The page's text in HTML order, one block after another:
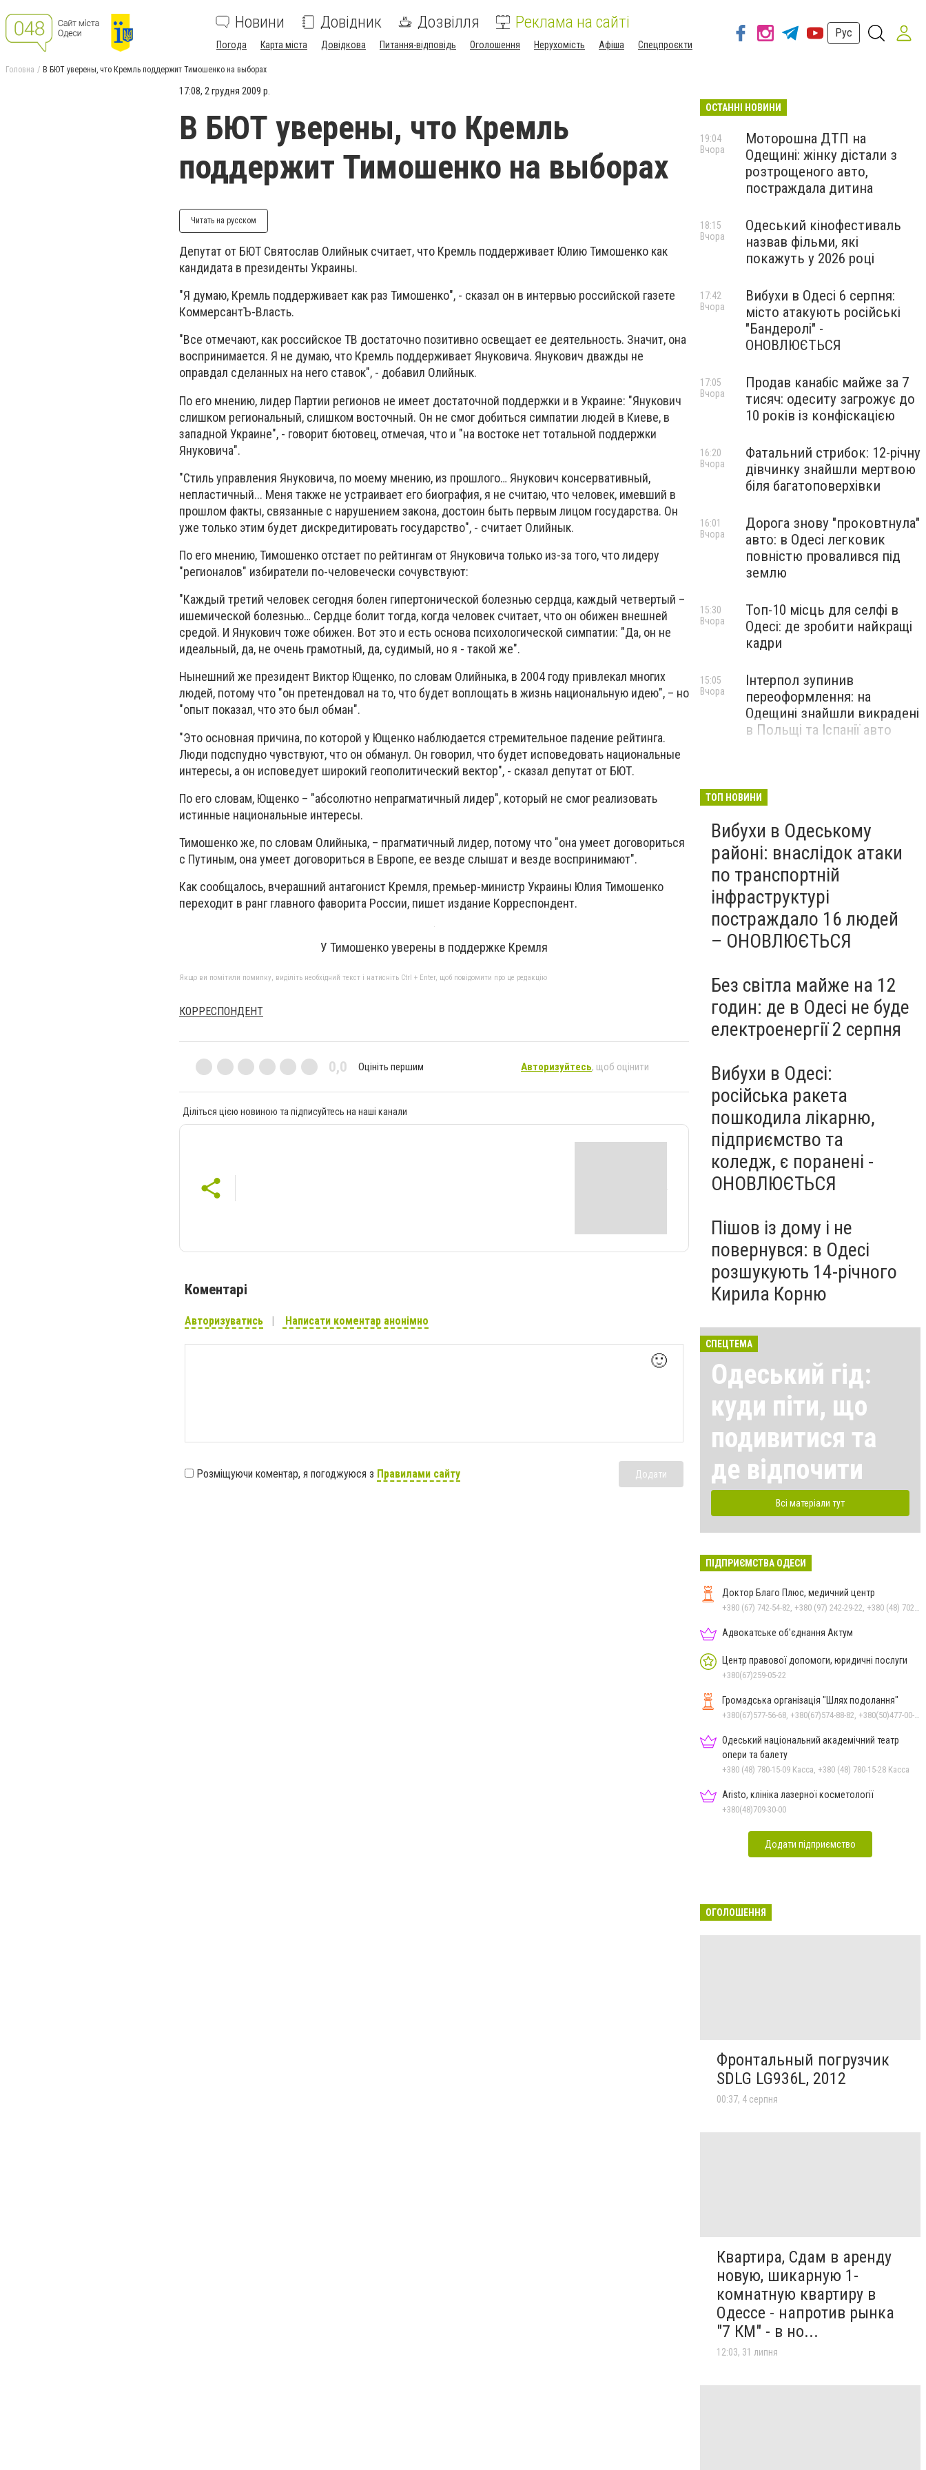
Новини Довідник Дозвілля Реклама на сайті
Погода Карта міста Довідкова Питання-відповідь Оголошення Нерухомість Афіша Спецпроєкти
Рус
Головна В БЮТ уверены, что Кремль поддержит Тимошенко на выборах
17:08, 2 грудня 2009 р.
В БЮТ уверены, что Кремль
поддержит Тимошенко на выборах
Читать на русском
Депутат от БЮТ Святослав Олийнык считает, что Кремль поддерживает Юлию Тимошенко как
кандидата в президенты Украины.
"Я думаю, Кремль поддерживает как раз Тимошенко", - сказал он в интервью российской газете
КоммерсантЪ-Власть.
"Все отмечают, как российское ТВ достаточно позитивно освещает ее деятельность. Значит, она
воспринимается. Я не думаю, что Кремль поддерживает Януковича. Янукович дважды не
оправдал сделанных на него ставок", - добавил Олийнык.
По его мнению, лидер Партии регионов не имеет достаточной поддержки и в Украине: "Янукович
слишком региональный, слишком восточный. Он не смог добиться симпатии людей в Киеве, в
западной Украине", - говорит бютовец, отмечая, что и "на востоке нет тотальной поддержки
Януковича".
"Стиль управления Януковича, по моему мнению, из прошлого… Янукович консервативный,
непластичный... Меня также не устраивает его биография, я не считаю, что человек, имевший в
прошлом факты, связанные с нарушением закона, достоин быть первым лицом государства. Он
уже только этим будет дискредитировать государство", - считает Олийнык.
По его мнению, Тимошенко отстает по рейтингам от Януковича только из-за того, что лидеру
"регионалов" избиратели по-человечески сочувствуют:
"Каждый третий человек сегодня болен гипертонической болезнью сердца, каждый четвертый –
ишемической болезнью… Сердце болит тогда, когда человек считает, что он обижен внешней
средой. И Янукович тоже обижен. Вот это и есть основа психологической симпатии: "Да, он не
идеальный, да, не очень грамотный, да, судимый, но я - такой же".
Нынешний же президент Виктор Ющенко, по словам Олийныка, в 2004 году привлекал многих
людей, потому что "он претендовал на то, что будет воплощать в жизнь национальную идею", – но
"опыт показал, что это был обман".
"Это основная причина, по которой у Ющенко наблюдается стремительное падение рейтинга.
Люди подспудно чувствуют, что он обманул. Он говорил, что будет исповедовать национальные
интересы, а он исповедует широкий геополитический вектор", - сказал депутат от БЮТ.
По его словам, Ющенко – "абсолютно непрагматичный лидер", который не смог реализовать
истинные национальные интересы.
Тимошенко же, по словам Олийныка, – прагматичный лидер, потому что "она умеет договориться
с Путиным, она умеет договориться в Европе, ее везде слышат и везде воспринимают".
Как сообщалось, вчерашний антагонист Кремля, премьер-министр Украины Юлия Тимошенко
переходит в ранг главного фаворита России, пишет издание Корреспондент.
У Тимошенко уверены в поддержке Кремля
Якщо ви помітили помилку, виділіть необхідний текст і натисніть Ctrl + Enter, щоб повідомити про це редакцію
КОРРЕСПОНДЕНТ
0,0 Оцініть першим Авторизуйтесь, щоб оцінити
Діліться цією новиною та підписуйтесь на наші канали
Коментарі
Авторизуватись Написати коментар анонімно
🙂
Розміщуючи коментар, я погоджуюся з Правилами сайту Додати
ОСТАННІ НОВИНИ
Моторошна ДТП на
Одещині: жінку дістали з
розтрощеного авто,
постраждала дитина
19:04
Вчора
Одеський кінофестиваль
назвав фільми, які
покажуть у 2026 році
18:15
Вчора
Вибухи в Одесі 6 серпня:
місто атакують російські
"Бандеролі" -
ОНОВЛЮЄТЬСЯ
17:42
Вчора
Продав канабіс майже за 7
тисяч: одеситу загрожує до
10 років із конфіскацією
17:05
Вчора
Фатальний стрибок: 12-річну
дівчинку знайшли мертвою
біля багатоповерхівки
16:20
Вчора
Дорога знову "проковтнула"
авто: в Одесі легковик
повністю провалився під
землю
16:01
Вчора
Топ-10 місць для селфі в
Одесі: де зробити найкращі
кадри
15:30
Вчора
Інтерпол зупинив
переоформлення: на
Одещині знайшли викрадені
в Польщі та Іспанії авто
15:05
Вчора
ТОП НОВИНИ
Вибухи в Одеському
районі: внаслідок атаки
по транспортній
інфраструктурі
постраждало 16 людей
– ОНОВЛЮЄТЬСЯ
Без світла майже на 12
годин: де в Одесі не буде
електроенергії 2 серпня
Вибухи в Одесі:
російська ракета
пошкодила лікарню,
підприємство та
коледж, є поранені -
ОНОВЛЮЄТЬСЯ
Пішов із дому і не
повернувся: в Одесі
розшукують 14-річного
Кирила Корню
СПЕЦТЕМА
Одеський гід:
куди піти, що
подивитися та
де відпочити
Всі матеріали тут
ПІДПРИЄМСТВА ОДЕСИ
Доктор Благо Плюс, медичний центр
Адвокатське об'єднання Актум
Центр правової допомоги, юридичні послуги
+380(67)259-05-22
Громадська організація "Шлях подолання"
Одеський національний академічний театр
опери та балету
+380 (48) 780-15-09 Касса, +380 (48) 780-15-28 Касса
Aristo, клініка лазерної косметології
+380(48)709-30-00
Додати підприємство
ОГОЛОШЕННЯ
Фронтальный погрузчик
SDLG LG936L, 2012
00:37, 4 серпня
Квартира, Сдам в аренду
новую, шикарную 1-
комнатную квартиру в
Одессе - напротив рынка
"7 КМ" - в но...
12:03, 31 липня